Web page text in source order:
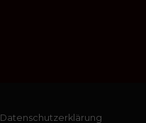
Datenschutzerklärung